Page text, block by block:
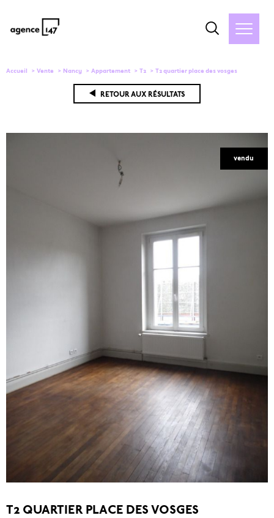
Accueil Vente Nancy Appartement T2 T2 quartier place des vosges
RETOUR AUX RÉSULTATS
vendu
T2 QUARTIER PLACE DES VOSGES